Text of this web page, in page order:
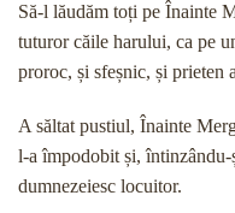
Să-l lăudăm toți pe Înainte
tuturor căile harului, ca pe
proroc, și sfeșnic, și prieten
A săltat pustiul, Înainte
l-a împodobit și, întinzându-
dumnezeiesc locuitor.